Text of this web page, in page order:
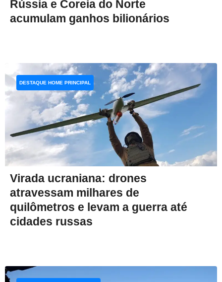
Rússia e Coreia do Norte
acumulam ganhos bilionários
Virada ucraniana: drones
atravessam milhares de
quilômetros e levam a guerra até
cidades russas
DESTAQUE HOME PRINCIPAL